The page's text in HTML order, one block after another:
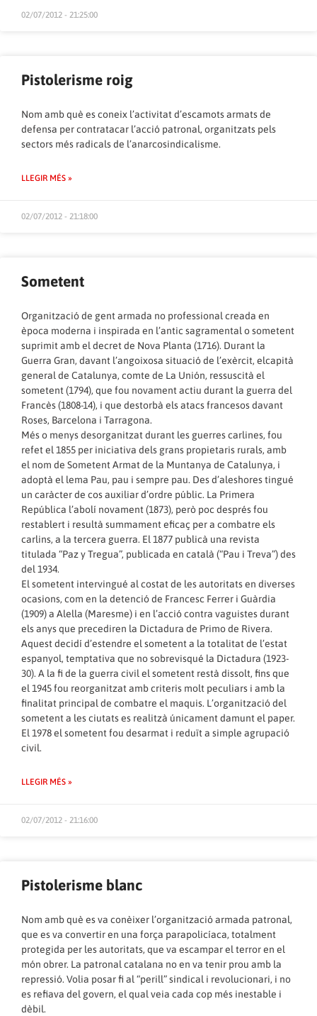
02/07/2012 - 21:25:00
Pistolerisme roig
Nom amb què es coneix l’activitat d’escamots armats de
defensa per contratacar l’acció patronal, organitzats pels
sectors més radicals de l’anarcosindicalisme.
LLEGIR MÉS »
02/07/2012 - 21:18:00
Sometent
Organització de gent armada no professional creada en
època moderna i inspirada en l’antic sagramental o sometent
suprimit amb el decret de Nova Planta (1716). Durant la
Guerra Gran, davant l’angoixosa situació de l’exèrcit, elcapità
general de Catalunya, comte de La Unión, ressuscità el
sometent (1794), que fou novament actiu durant la guerra del
Francès (1808-14), i que destorbà els atacs francesos davant
Roses, Barcelona i Tarragona.
Més o menys desorganitzat durant les guerres carlines, fou
refet el 1855 per iniciativa dels grans propietaris rurals, amb
el nom de Sometent Armat de la Muntanya de Catalunya, i
adoptà el lema Pau, pau i sempre pau. Des d’aleshores tingué
un caràcter de cos auxiliar d’ordre públic. La Primera
República l’abolí novament (1873), però poc després fou
restablert i resultà summament eficaç per a combatre els
carlins, a la tercera guerra. El 1877 publicà una revista
titulada “Paz y Tregua”, publicada en català (“Pau i Treva”) des
del 1934.
El sometent intervingué al costat de les autoritats en diverses
ocasions, com en la detenció de Francesc Ferrer i Guàrdia
(1909) a Alella (Maresme) i en l’acció contra vaguistes durant
els anys que precediren la Dictadura de Primo de Rivera.
Aquest decidí d’estendre el sometent a la totalitat de l’estat
espanyol, temptativa que no sobrevisqué la Dictadura (1923-
30). A la fi de la guerra civil el sometent restà dissolt, fins que
el 1945 fou reorganitzat amb criteris molt peculiars i amb la
finalitat principal de combatre el maquis. L’organització del
sometent a les ciutats es realitzà únicament damunt el paper.
El 1978 el sometent fou desarmat i reduït a simple agrupació
civil.
LLEGIR MÉS »
02/07/2012 - 21:16:00
Pistolerisme blanc
Nom amb què es va conèixer l’organització armada patronal,
que es va convertir en una força parapolicíaca, totalment
protegida per les autoritats, que va escampar el terror en el
món obrer. La patronal catalana no en va tenir prou amb la
repressió. Volia posar fi al “perill” sindical i revolucionari, i no
es refiava del govern, el qual veia cada cop més inestable i
dèbil.